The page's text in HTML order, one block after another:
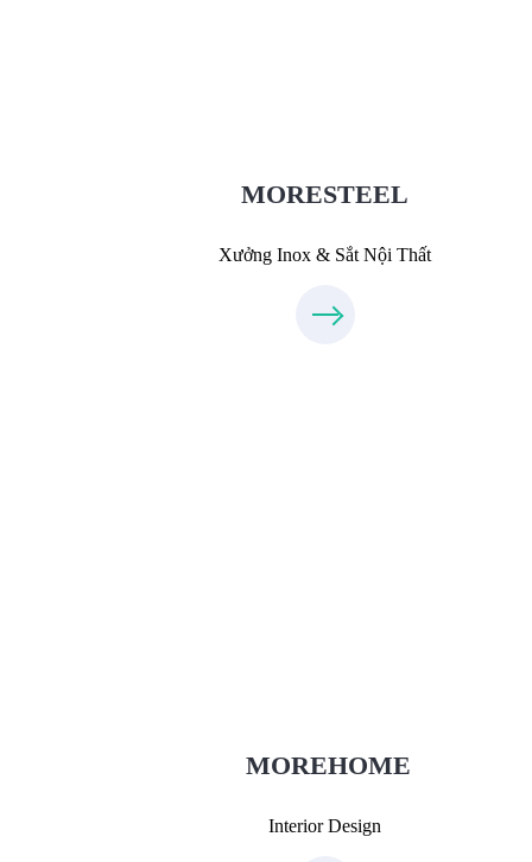
MORESTEEL
Xưởng Inox & Sắt Nội Thất
MOREHOME
Interior Design